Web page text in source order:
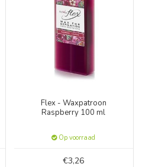
Flex - Waxpatroon
Raspberry 100 ml
Op voorraad
€3,26